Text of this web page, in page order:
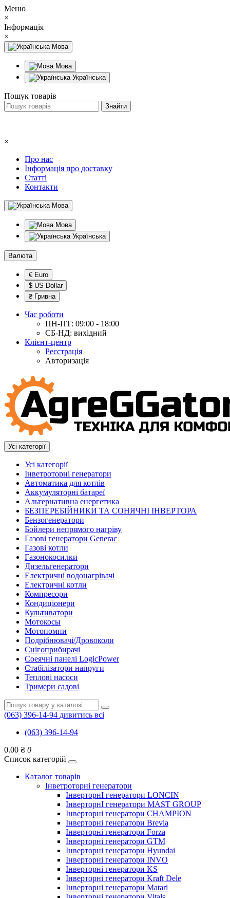
Меню
×
Інформація
×
Мова
Мова
Українська
Пошук товарів
×
Про нас
Інформація про доставку
Статті
Контакти
Мова
Мова
Українська
Валюта
€ Euro
$ US Dollar
₴ Гривна
Час роботи
ПН-ПТ: 09:00 - 18:00
СБ-НД: вихідний
Клієнт-центр
Реєстрація
Авторизація
Усі категорії
Усі категорії
Інветроторні генератори
Автоматика для котлів
Аккумуляторні батареї
Альтернативна енергетика
БЕЗПЕРЕБІЙНИКИ ТА СОНЯЧНІ ІНВЕРТОРА
Бензогенератори
Бойлери непрямого нагріву
Газові генератори Generac
Газові котли
Газонокосилки
Дизельгенератори
Електричні водонагрівачі
Електричні котли
Компресори
Кондиціонери
Культиватори
Мотокосы
Мотопомпи
Подрібнювачі/Дровоколи
Снігоприбирачі
Соеячні панелі LogicPower
Стабілізатори напруги
Теплові насоси
Тримери садові
(063) 396-14-94 дивитись всі
(063) 396-14-94
0.00 ₴ 0
Список категорій
Каталог товарів
Інветроторні генератори
ІнверторнІ генератори LONCIN
ІнверторнІ генератори MAST GROUP
Інверторні генератори CHAMPION
Інверторні генератори Brevia
Інверторні генератори Forza
Інверторні генератори GTM
Інверторні генератори Hyundai
Інверторні генератори INVO
Інверторні генератори KS
Інверторні генератори Kraft Dele
Інверторні генератори Matari